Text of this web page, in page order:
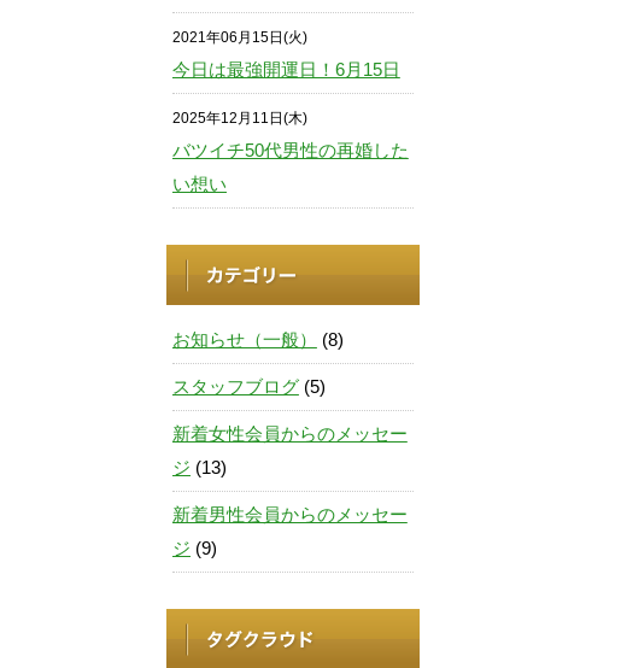
2021年06月15日(火)
今日は最強開運日！6月15日
2025年12月11日(木)
バツイチ50代男性の再婚した
い想い
お知らせ（一般） (8)
スタッフブログ(5)
新着女性会員からのメッセー
ジ (13)
新着男性会員からのメッセー
ジ (9)